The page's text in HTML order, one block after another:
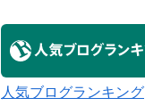
人気ブログランキング